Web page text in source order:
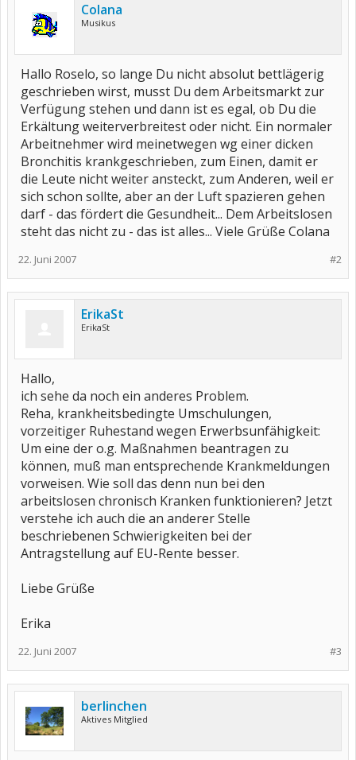
Colana
Musikus
Hallo Roselo, so lange Du nicht absolut bettlägerig
geschrieben wirst, musst Du dem Arbeitsmarkt zur
Verfügung stehen und dann ist es egal, ob Du die
Erkältung weiterverbreitest oder nicht. Ein normaler
Arbeitnehmer wird meinetwegen wg einer dicken
Bronchitis krankgeschrieben, zum Einen, damit er
die Leute nicht weiter ansteckt, zum Anderen, weil er
sich schon sollte, aber an der Luft spazieren gehen
darf - das fördert die Gesundheit... Dem Arbeitslosen
steht das nicht zu - das ist alles... Viele Grüße Colana
#2
22. Juni 2007
ErikaSt
ErikaSt
Hallo,
ich sehe da noch ein anderes Problem.
Reha, krankheitsbedingte Umschulungen,
vorzeitiger Ruhestand wegen Erwerbsunfähigkeit:
Um eine der o.g. Maßnahmen beantragen zu
können, muß man entsprechende Krankmeldungen
vorweisen. Wie soll das denn nun bei den
arbeitslosen chronisch Kranken funktionieren? Jetzt
verstehe ich auch die an anderer Stelle
beschriebenen Schwierigkeiten bei der
Antragstellung auf EU-Rente besser.
Liebe Grüße
Erika
#3
22. Juni 2007
berlinchen
Aktives Mitglied